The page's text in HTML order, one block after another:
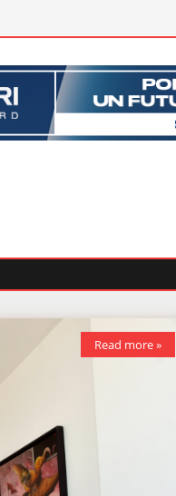
Read more »